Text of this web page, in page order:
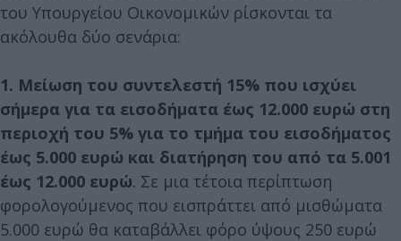
του Υπουργείου Οικονομικών ρίσκονται τα
ακόλουθα δύο σενάρια:
1. Μείωση του συντελεστή 15% που ισχύει
σήμερα για τα εισοδήματα έως 12.000 ευρώ στη
περιοχή του 5% για το τμήμα του εισοδήματος
έως 5.000 ευρώ και διατήρηση του από τα 5.001
έως 12.000 ευρώ. Σε μια τέτοια περίπτωση
φορολογούμενος που εισπράττει από μισθώματα
5.000 ευρώ θα καταβάλλει φόρο ύψους 250 ευρώ